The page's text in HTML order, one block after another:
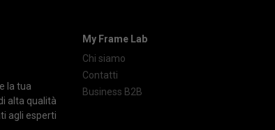
la tua
alta qualità
agli esperti
My Frame Lab
Chi siamo
Contatti
Business B2B